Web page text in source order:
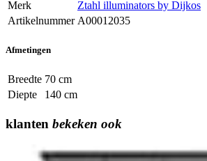
Merk
Ztahl illuminators by Dijkos
Artikelnummer A00012035
Afmetingen
Breedte 70 cm
Diepte
140 cm
klanten bekeken ook